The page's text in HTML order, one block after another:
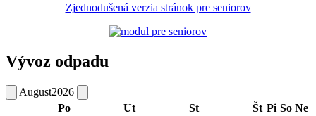
Zjednodušená verzia stránok pre seniorov
Vývoz odpadu
August2026
Po
Ut St Št Pi So Ne